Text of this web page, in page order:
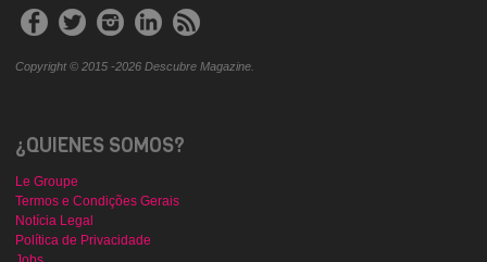
Copyright © 2015 -2026 Descubre Magazine.
¿QUIENES SOMOS?
Le Groupe
Termos e Condições Gerais
Notícia Legal
Política de Privacidade